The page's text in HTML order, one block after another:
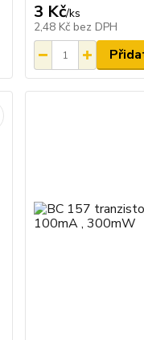
3 Kč/ks
2,48 Kč bez DPH